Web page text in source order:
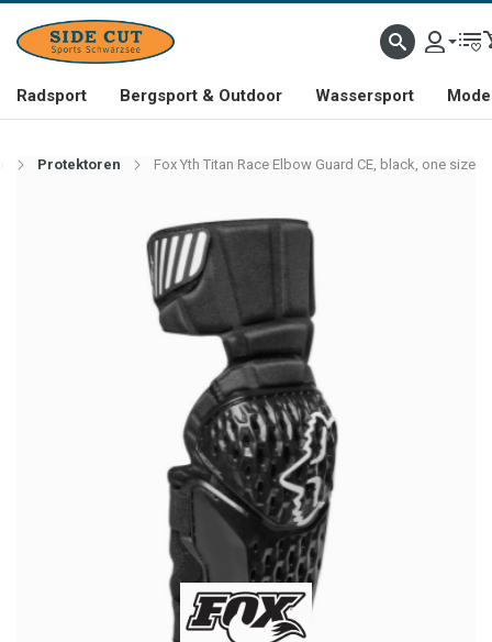
Radsport Bergsport & Outdoor Wassersport
Protektoren Fox Yth Titan Race Elbow Guard CE, black, one size